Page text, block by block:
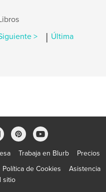
> | Última
Trabaja en Blurb
Precios
Política de Cookies
Asistencia
sitio